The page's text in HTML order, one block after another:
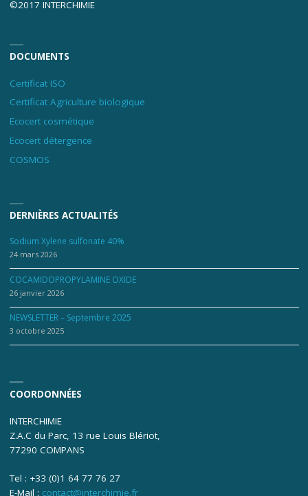
©2017 INTERCHIMIE
DOCUMENTS
Certificat ISO
Certificat Agriculture biologique
Ecocert cosmétique
Ecocert détergence
COSMOS
DERNIÈRES ACTUALITÉS
Sodium Xylene sulfonate 40%
24 mars 2026
COCAMIDOPROPYLAMINE OXIDE
26 janvier 2026
NEWSLETTER – Septembre 2025
3 octobre 2025
COORDONNÉES
INTERCHIMIE
Z.A.C du Parc, 13 rue Louis Blériot,
77290 COMPANS
Tel : +33 (0)1 64 77 76 27
E-Mail : contact@interchimie.fr